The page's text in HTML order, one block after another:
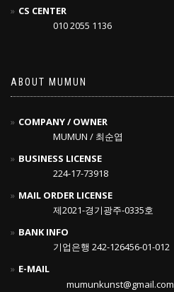
CS CENTER
010 2055 1136
ABOUT MUMUN
COMPANY / OWNER
MUMUN / 최순엽
BUSINESS LICENSE
224-17-73918
MAIL ORDER LICENSE
제2021-경기광주-0335호
BANK INFO
기업은행 242-126456-01-012
E-MAIL
mumunkunst@gmail.com